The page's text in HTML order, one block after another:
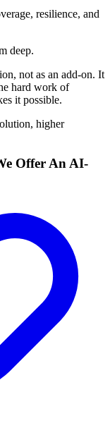
resilience, and
deep.
not as an add-on. It
hard work of
it possible.
higher
Offer An AI-